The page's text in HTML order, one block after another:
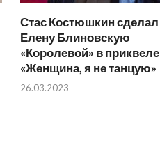
Стас Костюшкин сделал
Елену Блиновскую
«Королевой» в приквеле
«Женщина, я не танцую»
26.03.2023